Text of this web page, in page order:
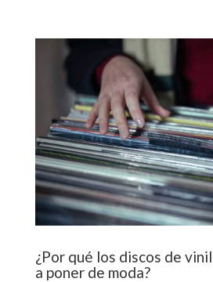
¿Por qué los discos de
a poner de moda?